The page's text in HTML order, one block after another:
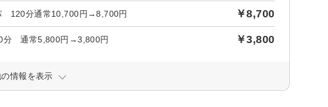
120分通常10,700円→8,700円 ￥8,700
分 通常5,800円→3,800円 ￥3,800
情報を表示